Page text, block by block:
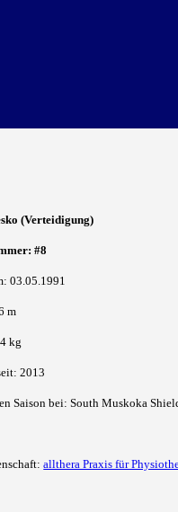
(Verteidigung)
#8
03.05.1991
m
kg
2013
Saison bei: South Muskoka
allthera Praxis für